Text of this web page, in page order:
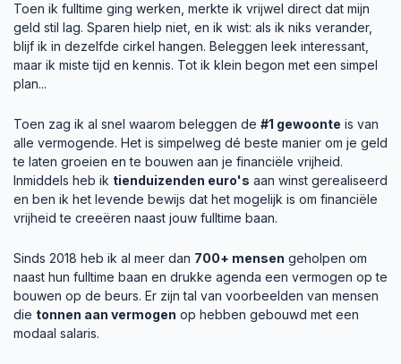
Toen ik fulltime ging werken, merkte ik vrijwel direct dat mijn
geld stil lag. Sparen hielp niet, en ik wist: als ik niks verander,
blijf ik in dezelfde cirkel hangen. Beleggen leek interessant,
maar ik miste tijd en kennis. Tot ik klein begon met een simpel
plan...
Toen zag ik al snel waarom beleggen de #1 gewoonte is van
alle vermogende. Het is simpelweg dé beste manier om je geld
te laten groeien en te bouwen aan je financiële vrijheid.
Inmiddels heb ik tienduizenden euro's aan winst gerealiseerd
en ben ik het levende bewijs dat het mogelijk is om financiële
vrijheid te creeëren naast jouw fulltime baan.
Sinds 2018 heb ik al meer dan 700+ mensen geholpen om
naast hun fulltime baan en drukke agenda een vermogen op te
bouwen op de beurs. Er zijn tal van voorbeelden van mensen
die tonnen aan vermogen op hebben gebouwd met een
modaal salaris.